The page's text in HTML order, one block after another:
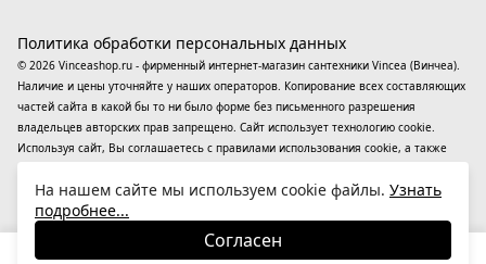
© 2026 Vinceashop.ru - фирменный интернет-магазин сантехники Vincea (Винчеа).
Наличие и цены уточняйте у наших операторов. Копирование всех составляющих
частей сайта в какой бы то ни было форме без письменного разрешения
владельцев авторских прав запрещено. Сайт использует технологию cookie.
Используя сайт, Вы соглашаетесь с правилами использования cookie, а также
применяютсярекомендательные технологии(информационные технологии
предоставления информации на основе сбора, систематизации и анализа
сведений, относящихся к предпочтениям пользователей сети «Интернет»,
находящихся на территории Российской Федерации).
Политика обработки персональных данных
На нашем сайте мы используем cookie файлы. Узнать
подробнее...
Согласен